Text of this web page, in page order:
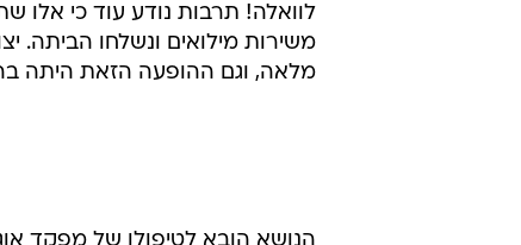
לוואלה! תרבות נודע עוד כי
משירות מילואים ונשלחו הביתה.
מלאה, וגם ההופעה הזאת היתה